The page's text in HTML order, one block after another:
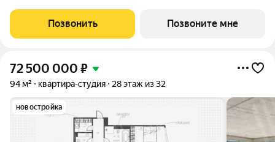
отделка,с видом на Бизнес-парк Останкино, прогулочный
бульвар, детский сад, школу,
Позвонить Позвоните мне
72 500 000 ₽
94 м² квартира-студия 28 этаж из 32
новостройка